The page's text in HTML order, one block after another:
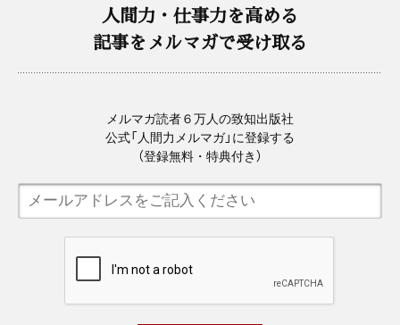
人間力・仕事力を高める
記事をメルマガで受け取る
メルマガ読者６万人の致知出版社
公式「人間力メルマガ」に登録する
（登録無料・特典付き）